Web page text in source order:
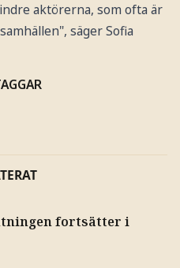
aktörerna, som ofta är
säger Sofia
fortsätter i